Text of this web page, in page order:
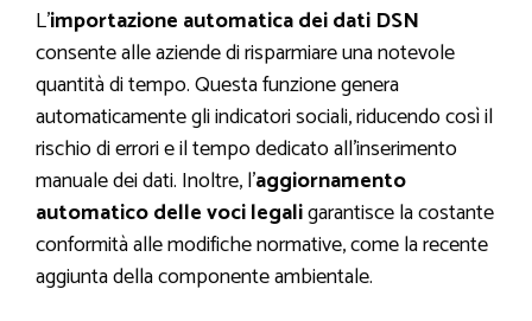
L’importazione automatica dei dati DSN
consente alle aziende di risparmiare una notevole
quantità di tempo. Questa funzione genera
automaticamente gli indicatori sociali, riducendo così il
rischio di errori e il tempo dedicato all’inserimento
manuale dei dati. Inoltre, l’aggiornamento
automatico delle voci legaligarantisce la costante
conformità alle modifiche normative, come la recente
aggiunta della componente ambientale.